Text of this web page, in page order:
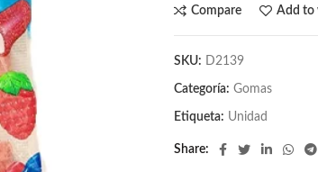
Compare Add to
SKU: D2139
Categoría: Gomas
Etiqueta: Unidad
Share